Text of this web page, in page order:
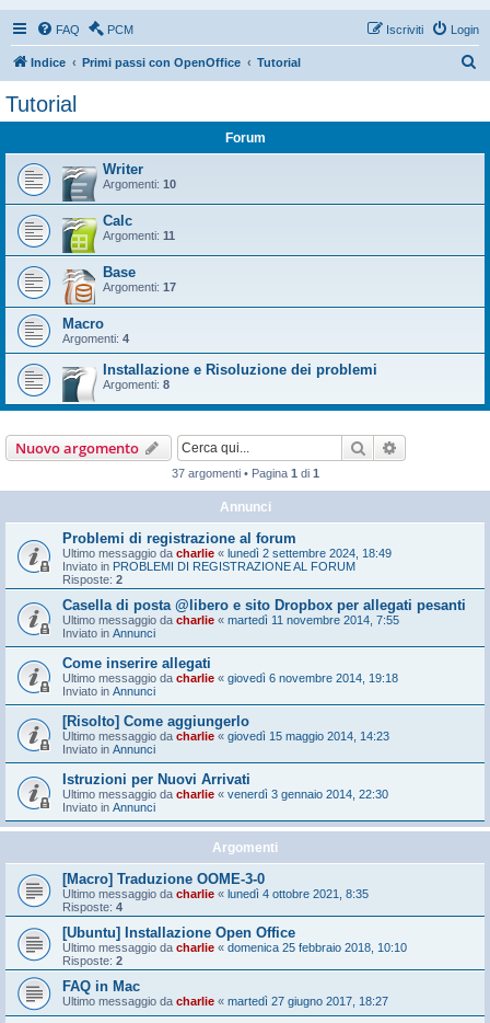
FAQ PCM Login
Iscriviti
Indice Primi passi con OpenOffice Tutorial
Tutorial
Forum
Writer
Argomenti: 10
Calc
Argomenti: 11
Base
Argomenti: 17
Macro
Argomenti: 4
Installazione e Risoluzione dei problemi
Argomenti: 8
Nuovo argomento Cerca
37 argomenti • Pagina 1 di 1
Annunci
Problemi di registrazione al forum
Ultimo messaggio da charlie « lunedì 2 settembre 2024, 18:49
Inviato in PROBLEMI DI REGISTRAZIONE AL FORUM
Risposte: 2
Casella di posta @libero e sito Dropbox per allegati pesanti
Ultimo messaggio da charlie « martedì 11 novembre 2014, 7:55
Inviato in Annunci
Come inserire allegati
Ultimo messaggio da charlie « giovedì 6 novembre 2014, 19:18
Inviato in Annunci
[Risolto] Come aggiungerlo
Ultimo messaggio da charlie « giovedì 15 maggio 2014, 14:23
Inviato in Annunci
Istruzioni per Nuovi Arrivati
Ultimo messaggio da charlie « venerdì 3 gennaio 2014, 22:30
Inviato in Annunci
Argomenti
[Macro] Traduzione OOME-3-0
Ultimo messaggio da charlie « lunedì 4 ottobre 2021, 8:35
Risposte: 4
[Ubuntu] Installazione Open Office
Ultimo messaggio da charlie « domenica 25 febbraio 2018, 10:10
Risposte: 2
FAQ in Mac
Ultimo messaggio da charlie « martedì 27 giugno 2017, 18:27